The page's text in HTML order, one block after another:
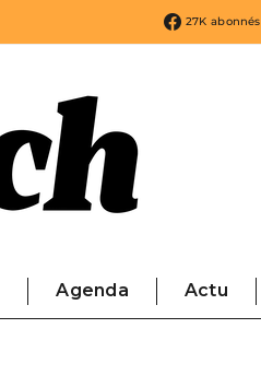
27K abonnés
Agenda Actu